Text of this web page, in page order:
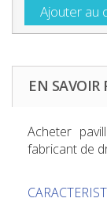
Ajouter au
EN SAVOIR
Acheter
fabricant de